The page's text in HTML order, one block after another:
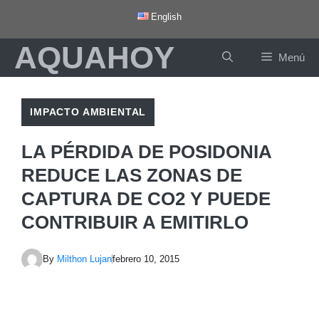
contenido
English
AQUAHOY Menú
IMPACTO AMBIENTAL
LA PÉRDIDA DE POSIDONIA
REDUCE LAS ZONAS DE
CAPTURA DE CO2 Y PUEDE
CONTRIBUIR A EMITIRLO
By Milthon Lujanfebrero 10, 2015